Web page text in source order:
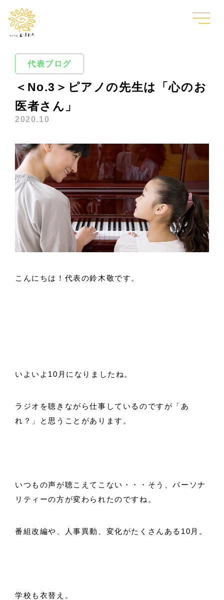
代表ブログ
＜No.3＞ピアノの先生は「心のお
医者さん」
2020.10
こんにちは！代表の鈴木敬です。
いよいよ10月になりましたね。
ラジオを聴きながら仕事しているのですが「あ
れ？」と思うことがあります。
いつもの声が聴こえてこない・・・そう、パーソナ
リティーの方が変わられたのですね。
番組改編や、人事異動、変化がたくさんある10月。
学校も衣替え。